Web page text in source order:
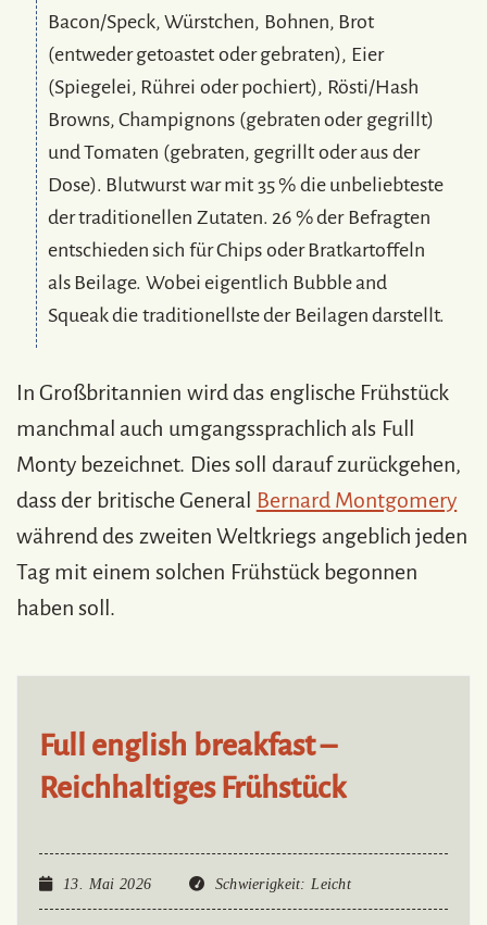
Bacon/Speck, Würstchen, Bohnen, Brot
(entweder getoastet oder gebraten), Eier
(Spiegelei, Rührei oder pochiert), Rösti/Hash
Browns, Champignons (gebraten oder gegrillt)
und Tomaten (gebraten, gegrillt oder aus der
Dose). Blutwurst war mit 35 % die unbeliebteste
der traditionellen Zutaten. 26 % der Befragten
entschieden sich für Chips oder Bratkartoffeln
als Beilage. Wobei eigentlich Bubble and
Squeak die traditionellste der Beilagen darstellt.
In Großbritannien wird das englische Frühstück
manchmal auch umgangssprachlich als Full
Monty bezeichnet. Dies soll darauf zurückgehen,
dass der britische General Bernard Montgomery
während des zweiten Weltkriegs angeblich jeden
Tag mit einem solchen Frühstück begonnen
haben soll.
Full english breakfast –
Reichhaltiges Frühstück
13. Mai 2026 Schwierigkeit: Leicht